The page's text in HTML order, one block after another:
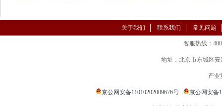
关于我们 联系我们 常见问题
客服热线：
地址：北京市东城区
产业
京公网安备11010202009676号 京公网安备